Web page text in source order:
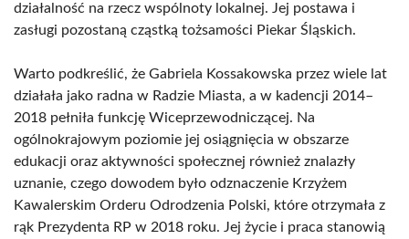
działalność na rzecz wspólnoty lokalnej. Jej postawa i
zasługi pozostaną cząstką tożsamości Piekar Śląskich.
Warto podkreślić, że Gabriela Kossakowska przez wiele lat
działała jako radna w Radzie Miasta, a w kadencji 2014–
2018 pełniła funkcję Wiceprzewodniczącej. Na
ogólnokrajowym poziomie jej osiągnięcia w obszarze
edukacji oraz aktywności społecznej również znalazły
uznanie, czego dowodem było odznaczenie Krzyżem
Kawalerskim Orderu Odrodzenia Polski, które otrzymała z
rąk Prezydenta RP w 2018 roku. Jej życie i praca stanowią